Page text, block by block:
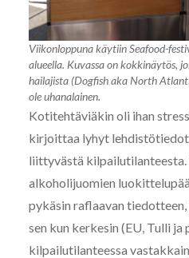
Viikonloppuna käytiin Seafood-
alueella. Kuvassa on kokkinäytös,
hailajista (Dogfish aka North
ole uhanalainen.
Kotitehtäviäkin oli ihan
kirjoittaa lyhyt
liittyvästä kilpailutilanteesta.
alkoholijuomien
pykäsin raflaavan
sen kun kerkesin (EU, Tulli ja
kilpailutilanteessa